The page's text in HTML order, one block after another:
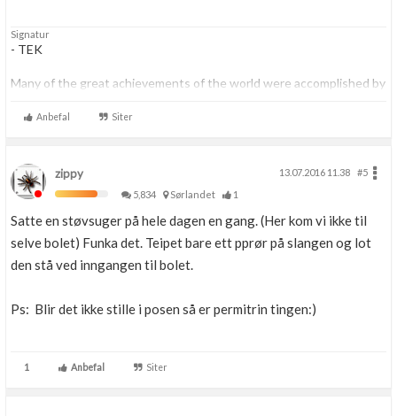
Signatur
- TEK
Many of the great achievements of the world were accomplished by
Anbefal Siter
zippy 13.07.2016 11.38
#5
5,834
Sørlandet 1
Satte en støvsuger på hele dagen en gang. (Her kom vi ikke til
selve bolet) Funka det. Teipet bare ett pprør på slangen og lot
den stå ved inngangen til bolet.
Ps: Blir det ikke stille i posen så er permitrin tingen:)
1 Anbefal Siter